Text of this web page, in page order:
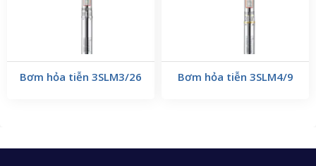
Bơm hỏa tiễn 3SLM3/26 Bơm hỏa tiễn 3SLM4/9